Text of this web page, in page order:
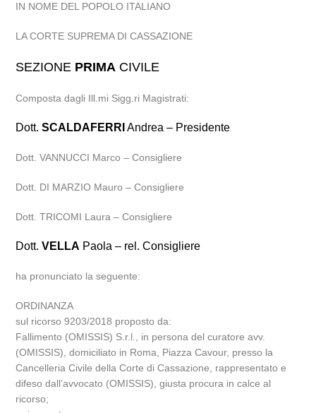
IN NOME DEL POPOLO ITALIANO
LA CORTE SUPREMA DI CASSAZIONE
SEZIONE PRIMA CIVILE
Composta dagli Ill.mi Sigg.ri Magistrati:
Dott.SCALDAFERRI Andrea – Presidente
Dott. VANNUCCI Marco – Consigliere
Dott. DI MARZIO Mauro – Consigliere
Dott. TRICOMI Laura – Consigliere
Dott.VELLA Paola – rel. Consigliere
ha pronunciato la seguente:
ORDINANZA
sul ricorso 9203/2018 proposto da:
Fallimento (OMISSIS) S.r.l., in persona del curatore avv.
(OMISSIS), domiciliato in Roma, Piazza Cavour, presso la
Cancelleria Civile della Corte di Cassazione, rappresentato e
difeso dall’avvocato (OMISSIS), giusta procura in calce al
ricorso;